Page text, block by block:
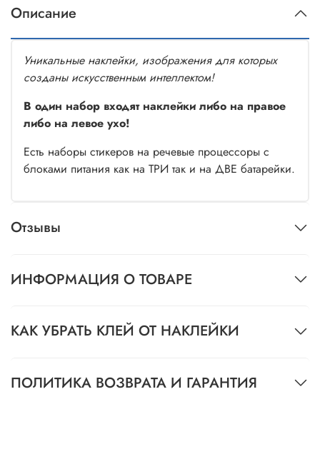
Описание
Уникальные наклейки, изображения для которых
созданы искусственным интеллектом!
В один набор входят наклейки либо на правое
либо на левое ухо!
Есть наборы стикеров на речевые процессоры с
блоками питания как на ТРИ так и на ДВЕ батарейки.
Отзывы
ИНФОРМАЦИЯ О ТОВАРЕ
КАК УБРАТЬ КЛЕЙ ОТ НАКЛЕЙКИ
ПОЛИТИКА ВОЗВРАТА И ГАРАНТИЯ